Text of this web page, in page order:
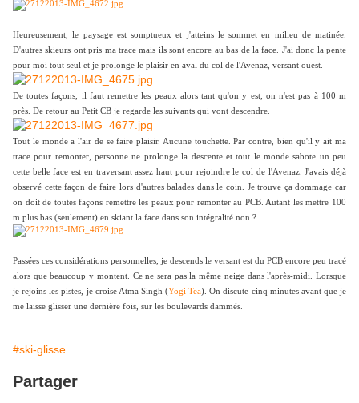
Heureusement, le paysage est somptueux et j'atteins le sommet en milieu de matinée.
D'autres skieurs ont pris ma trace mais ils sont encore au bas de la face. J'ai donc la pente
pour moi tout seul et je prolonge le plaisir en aval du col de l'Avenaz, versant ouest.
De toutes façons, il faut remettre les peaux alors tant qu'on y est, on n'est pas à 100 m
près. De retour au Petit CB je regarde les suivants qui vont descendre.
Tout le monde a l'air de se faire plaisir. Aucune touchette. Par contre, bien qu'il y ait ma
trace pour remonter, personne ne prolonge la descente et tout le monde sabote un peu
cette belle face est en traversant assez haut pour rejoindre le col de l'Avenaz. J'avais déjà
observé cette façon de faire lors d'autres balades dans le coin. Je trouve ça dommage car
on doit de toutes façons remettre les peaux pour remonter au PCB. Autant les mettre 100
m plus bas (seulement) en skiant la face dans son intégralité non ?
Passées ces considérations personnelles, je descends le versant est du PCB encore peu tracé
alors que beaucoup y montent. Ce ne sera pas la même neige dans l'après-midi. Lorsque
je rejoins les pistes, je croise Atma Singh (Yogi Tea). On discute cinq minutes avant que je
me laisse glisser une dernière fois, sur les boulevards dammés.
#ski-glisse
Partager